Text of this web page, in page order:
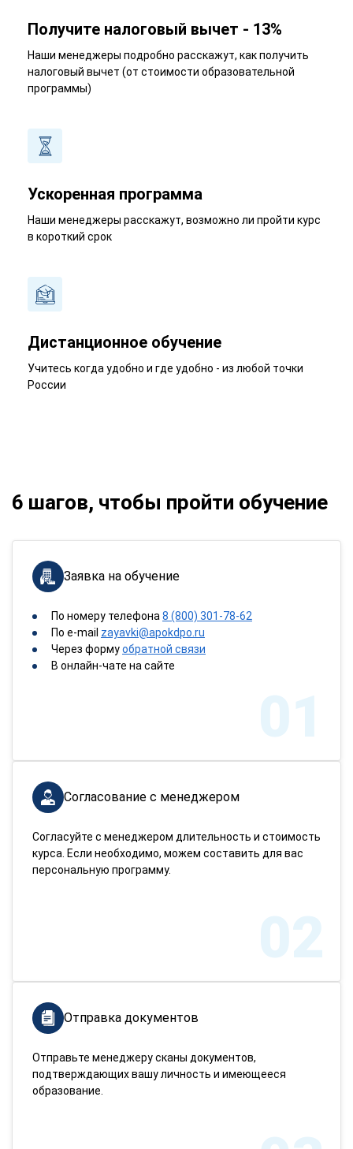
Получите налоговый вычет - 13%
Наши менеджеры подробно расскажут, как получить
налоговый вычет (от стоимости образовательной
программы)
Ускоренная программа
Наши менеджеры расскажут, возможно ли пройти курс
в короткий срок
Дистанционное обучение
Учитесь когда удобно и где удобно - из любой точки
России
6 шагов, чтобы пройти обучение
Заявка на обучение
По номеру телефона8 (800) 301-78-62
По e-mail zayavki@apokdpo.ru
Через формуобратной связи
В онлайн-чате на сайте
01
Согласование с менеджером
Согласуйте с менеджером длительность и стоимость
курса. Если необходимо, можем составить для вас
персональную программу.
02
Отправка документов
Отправьте менеджеру сканы документов,
подтверждающих вашу личность и имеющееся
образование.